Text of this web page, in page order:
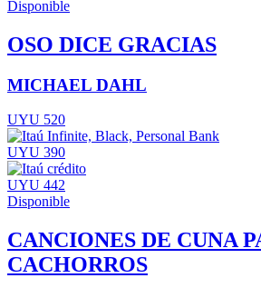
Disponible
OSO DICE GRACIAS
MICHAEL DAHL
UYU 520
UYU 390
UYU 442
Disponible
CANCIONES DE CUNA
CACHORROS